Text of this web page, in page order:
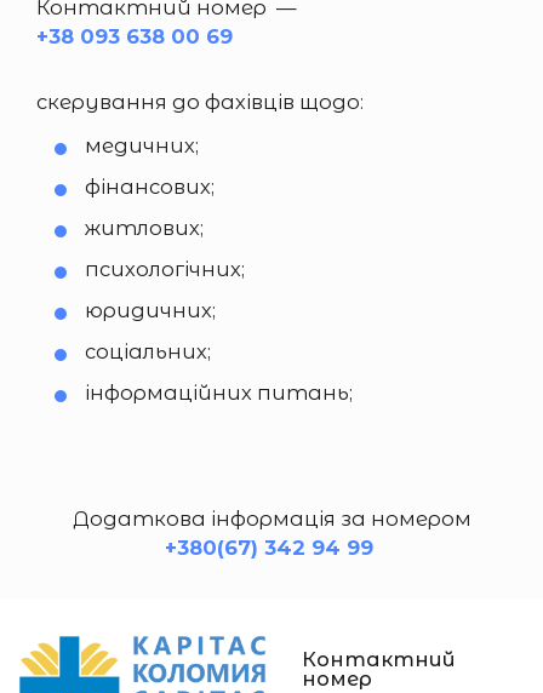
Контактний номер —
+38 093 638 00 69
скерування до фахівців щодо:
медичних;
фінансових;
житлових;
психологічних;
юридичних;
соціальних;
інформаційних питань;
Додаткова інформація за номером
+380(67) 342 94 99
Контактний
номер